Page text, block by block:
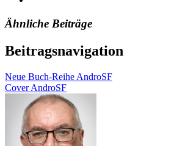
Ähnliche Beiträge
Beitragsnavigation
Neue Buch-Reihe AndroSF
Cover AndroSF